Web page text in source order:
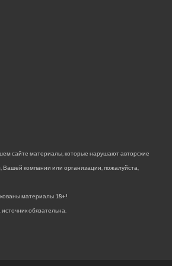
сайте материалы, которые нарушают авторские
компании или организации, пожалуйста,
материалы 18+!
обязательна.